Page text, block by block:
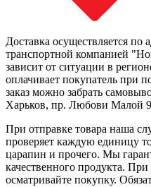
Доставка осуществляется по
транспортной компанией
зависит от ситуации в
оплачивает покупатель при
заказ можно забрать
Харьков, пр. Любови Малой
При отправке товара наша
проверяет каждую единицу
царапин и прочего. Мы
качественного продукта.
осматривайте покупку.